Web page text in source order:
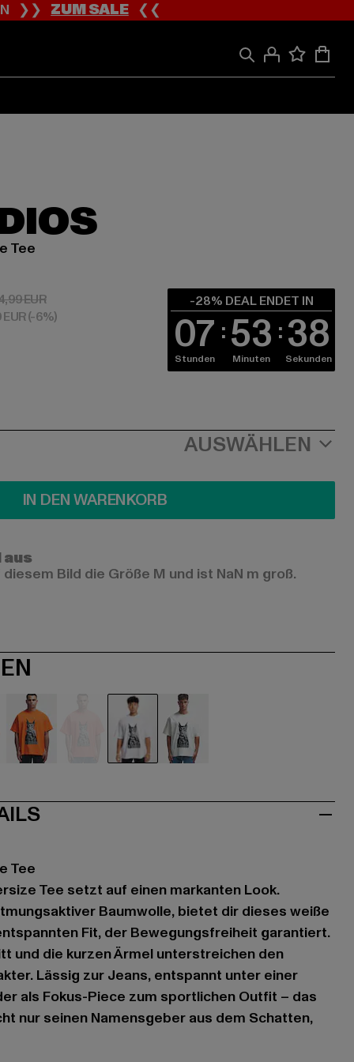
❯❯ZUM SALE❮❮
Tee
EUR
EURAktionspreis: 24,99 EUR
(-6%)
-28% DEAL ENDET IN
07
Stunden 53
Minuten 37
Sekunden
AUSWÄHLEN
IN DEN WARENKORB
Bild die Größe M und ist NaN m groß.
Tee
Tee setzt auf einen markanten Look.
Baumwolle, bietet dir dieses weiße
Fit, der Bewegungsfreiheit garantiert.
und die kurzen Ärmel unterstreichen den
Lässig zur Jeans, entspannt unter einer
als Fokus-Piece zum sportlichen Outfit – das
nur seinen Namensgeber aus dem Schatten,